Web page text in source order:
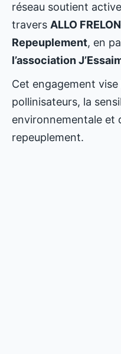
réseau soutient
travers ALLO
Repeuplement, en
l’association
Cet engagement
pollinisateurs, la
environnementale et
repeuplement.